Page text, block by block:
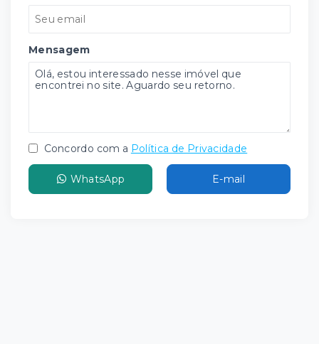
Mensagem
Concordo com a Política de Privacidade
WhatsApp E-mail